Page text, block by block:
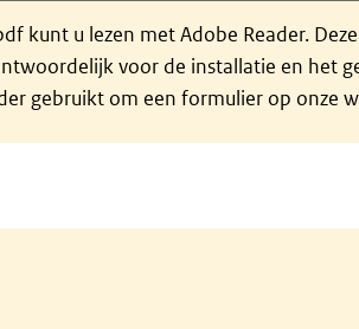
kunt u lezen met Adobe Reader.
voor de installatie en het
gebruikt om een formulier op onze